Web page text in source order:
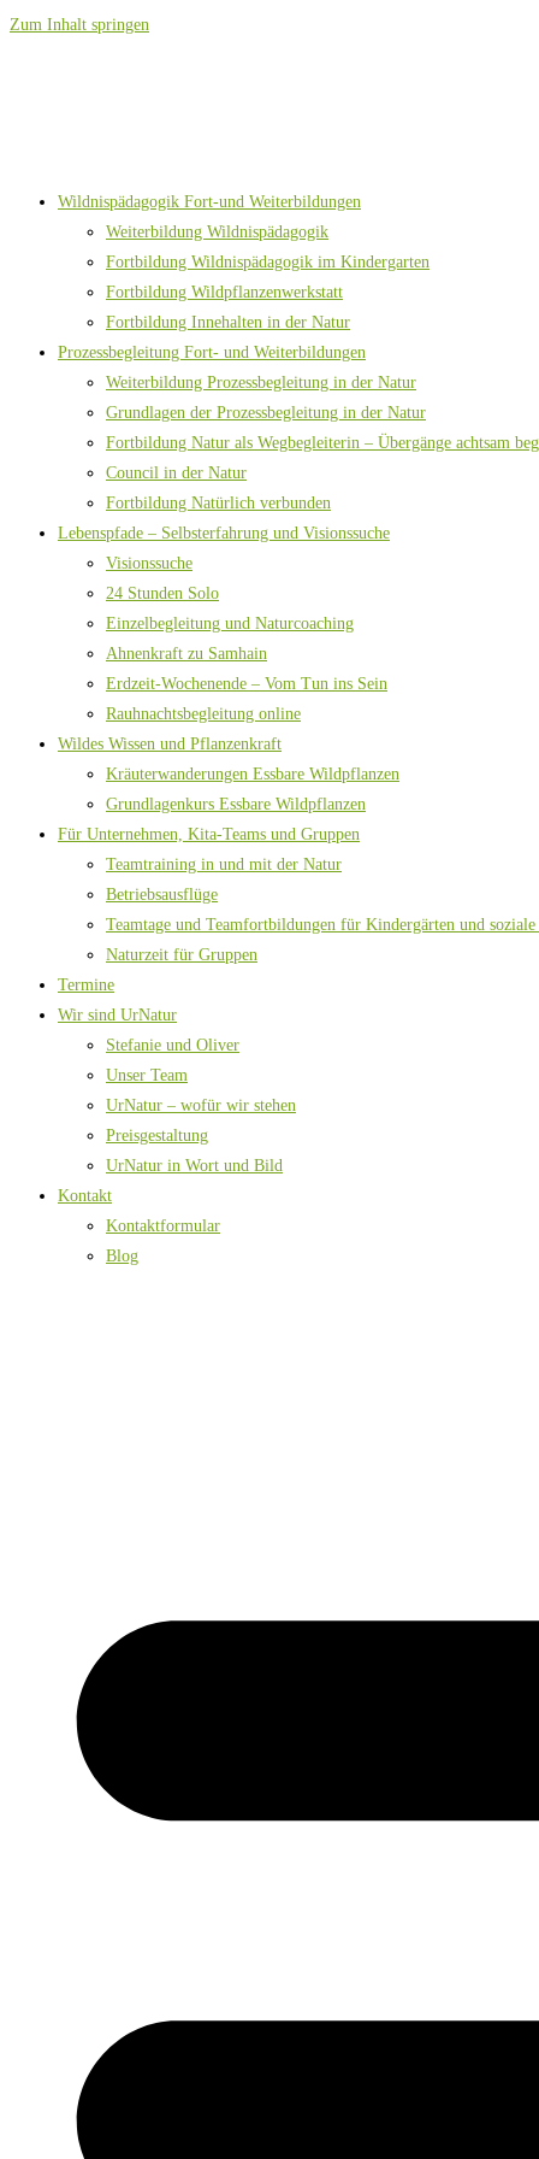
Zum Inhalt springen
Wildnispädagogik Fort-und Weiterbildungen
Weiterbildung Wildnispädagogik
Fortbildung Wildnispädagogik im Kindergarten
Fortbildung Wildpflanzenwerkstatt
Fortbildung Innehalten in der Natur
Prozessbegleitung Fort- und Weiterbildungen
Weiterbildung Prozessbegleitung in der Natur
Grundlagen der Prozessbegleitung in der Natur
Fortbildung Natur als Wegbegleiterin – Übergänge achtsam
Council in der Natur
Fortbildung Natürlich verbunden
Lebenspfade – Selbsterfahrung und Visionssuche
Visionssuche
24 Stunden Solo
Einzelbegleitung und Naturcoaching
Ahnenkraft zu Samhain
Erdzeit-Wochenende – Vom Tun ins Sein
Rauhnachtsbegleitung online
Wildes Wissen und Pflanzenkraft
Kräuterwanderungen Essbare Wildpflanzen
Grundlagenkurs Essbare Wildpflanzen
Für Unternehmen, Kita-Teams und Gruppen
Teamtraining in und mit der Natur
Betriebsausflüge
Teamtage und Teamfortbildungen für Kindergärten und
Naturzeit für Gruppen
Termine
Wir sind UrNatur
Stefanie und Oliver
Unser Team
UrNatur – wofür wir stehen
Preisgestaltung
UrNatur in Wort und Bild
Kontakt
Kontaktformular
Blog